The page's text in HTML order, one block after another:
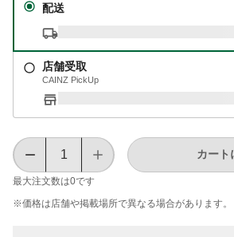
配送
店舗受取
CAINZ PickUp
最大注文数は0です
カート
※価格は​店舗や​掲載場所で​異なる​場合が​あります。